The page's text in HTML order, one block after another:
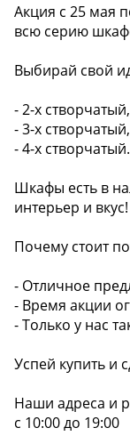
Акция с 25 мая
всю серию
Выбирай свой
- 2-х створчатый,
- 3-х створчатый,
- 4-х створчатый.
Шкафы есть в
интерьер и вкус!
Почему стоит
- Отличное
- Время акции
- Только у нас
Успей купить и
Наши адреса и
с 10:00 до 19:00